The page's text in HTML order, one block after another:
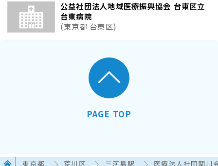
公益社団法人地域医療振興協会 台東区立
台東病院
(東京都 台東区)
PAGE TOP
東京都 荒川区 三河島駅 医療法人社団関川